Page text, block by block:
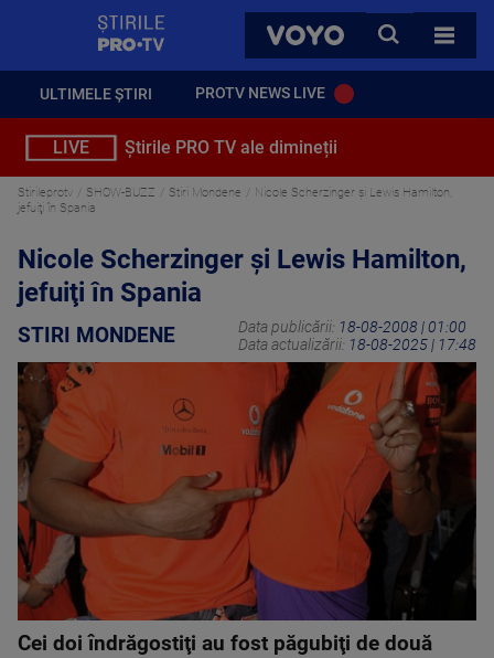
VOYO
CAUTA
TOATE
ULTIMELE ȘTIRI PROTV NEWS LIVE
LIVE Știrile PRO TV ale dimineții
Stirileprotv SHOW-BUZZ Stiri Mondene
Nicole Scherzinger şi Lewis Hamilton,
jefuiţi în Spania
Nicole Scherzinger şi Lewis Hamilton,
jefuiţi în Spania
STIRI MONDENE Data publicării: 18-08-2008 | 01:00
Data actualizării: 18-08-2025 | 17:48
Cei doi îndrăgostiţi au fost păgubiţi de două